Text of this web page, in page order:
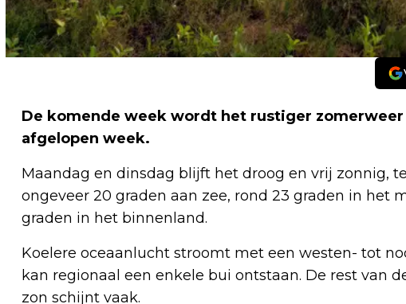
De komende week wordt het rustiger
afgelopen week.
Maandag en dinsdag blijft het droog en vrij zonnig,
ongeveer 20 graden aan zee, rond 23 graden in het
graden in het binnenland.
Koelere oceaanlucht stroomt met een westen- tot
kan regionaal een enkele bui ontstaan. De rest van
zon schijnt vaak.